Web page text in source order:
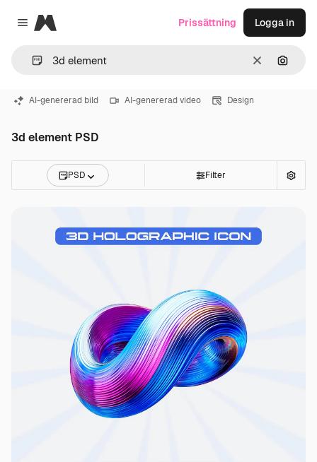
Close menu
Magnific
RensaSök
Prissättning Logga in
AI-genererad bild AI-genererad video Design
3d element PSD
PSD Filter